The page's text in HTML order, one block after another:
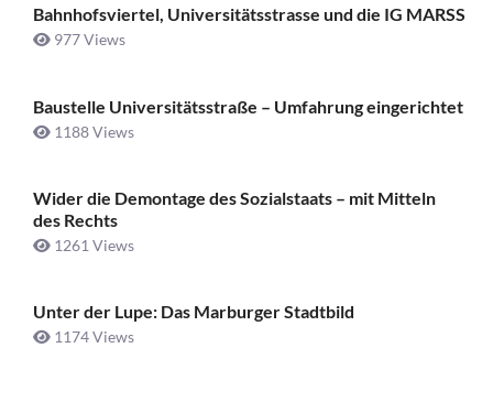
Bahnhofsviertel, Universitätsstrasse und die IG MARSS
977 Views
Baustelle Universitätsstraße ­– Umfahrung eingerichtet
1188 Views
Wider die Demontage des Sozialstaats – mit Mitteln
des Rechts
1261 Views
Unter der Lupe: Das Marburger Stadtbild
1174 Views